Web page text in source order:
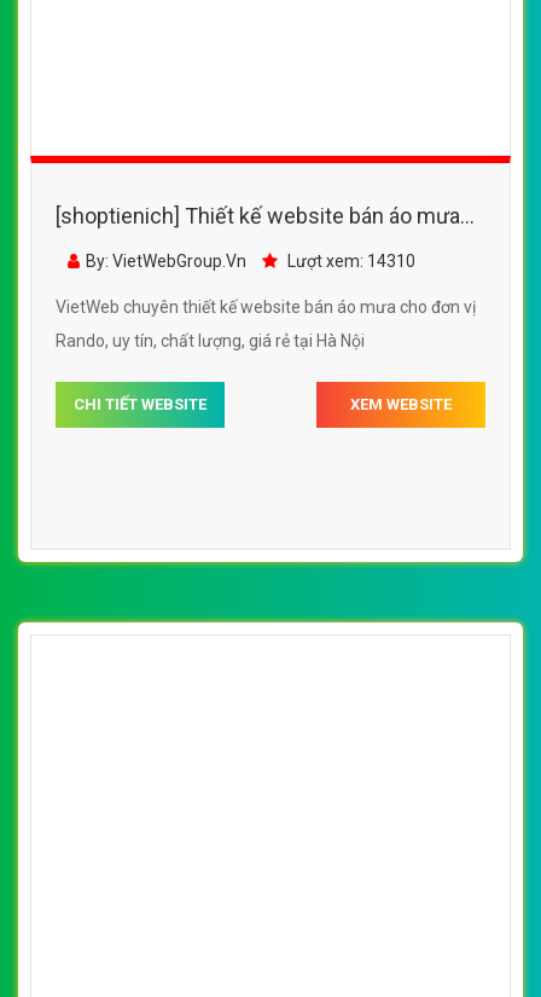
[shoptienich] Thiết kế website bán áo mưa
Rando đẹp, chuyên nghiệp chuẩn SEO
By: VietWebGroup.Vn Lượt xem: 14310
VietWeb chuyên thiết kế website bán áo mưa cho đơn vị
Rando, uy tín, chất lượng, giá rẻ tại Hà Nội
CHI TIẾT WEBSITE XEM WEBSITE